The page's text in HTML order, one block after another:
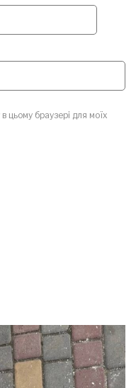
цьому браузері для моїх